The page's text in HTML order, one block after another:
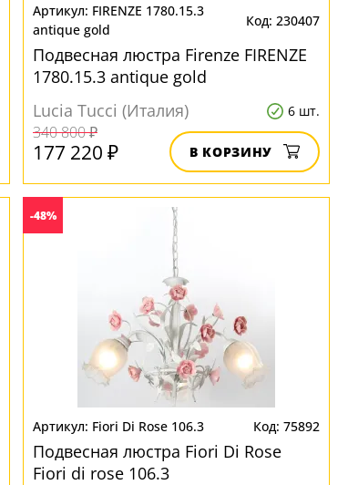
FIRENZE 1780.15.3
antique gold
230407
Подвесная люстра Firenze FIRENZE
1780.15.3 antique gold
Lucia Tucci (Италия)
6 шт.
340 800 ₽
177 220 ₽ В КОРЗИНУ
-48%
Fiori Di Rose 106.3 75892
Подвесная люстра Fiori Di Rose
Fiori di rose 106.3